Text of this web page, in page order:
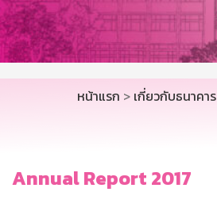
อื่นๆ
ติดต่อเรา
บริการออนไลน์
TH
EN
หน้าแรก > เกี่ยวกับธนาคาร
Annual Report 2017